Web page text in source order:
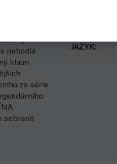
osudem
toho praští,
oba
nehodlá
klaun
ze série
sebrané
JAZYK: